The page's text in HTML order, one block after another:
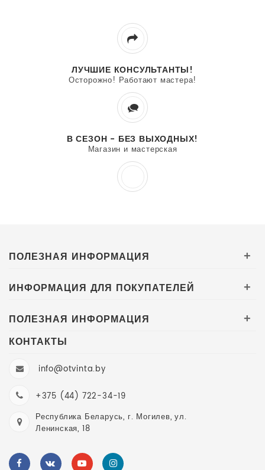
ЛУЧШИЕ КОНСУЛЬТАНТЫ!
Осторожно! Работают мастера!
В СЕЗОН - БЕЗ ВЫХОДНЫХ!
Магазин и мастерская
ПОЛЕЗНАЯ ИНФОРМАЦИЯ +
ИНФОРМАЦИЯ ДЛЯ ПОКУПАТЕЛЕЙ +
ПОЛЕЗНАЯ ИНФОРМАЦИЯ +
КОНТАКТЫ
info@otvinta.by
+375 (44) 722-34-19
Республика Беларусь, г. Могилев, ул.
Ленинская, 18